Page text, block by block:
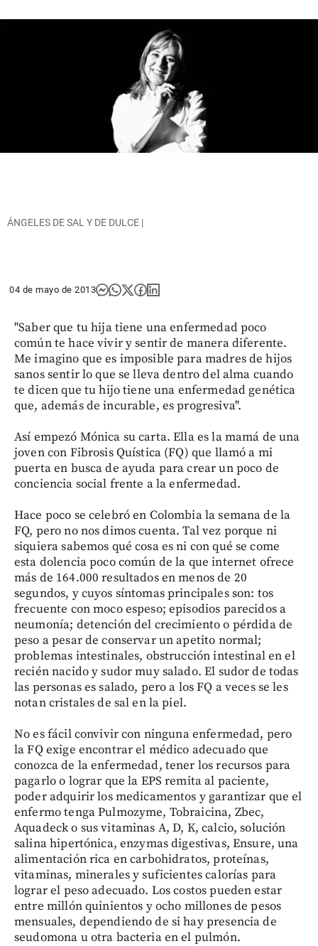
ÁNGELES DE SAL Y DE DULCE |
04 de mayo de 2013
"Saber que tu hija tiene una enfermedad poco
común te hace vivir y sentir de manera diferente.
Me imagino que es imposible para madres de hijos
sanos sentir lo que se lleva dentro del alma cuando
te dicen que tu hijo tiene una enfermedad genética
que, además de incurable, es progresiva".
Así empezó Mónica su carta. Ella es la mamá de una
joven con Fibrosis Quística (FQ) que llamó a mi
puerta en busca de ayuda para crear un poco de
conciencia social frente a la enfermedad.
Hace poco se celebró en Colombia la semana de la
FQ, pero no nos dimos cuenta. Tal vez porque ni
siquiera sabemos qué cosa es ni con qué se come
esta dolencia poco común de la que internet ofrece
más de 164.000 resultados en menos de 20
segundos, y cuyos síntomas principales son: tos
frecuente con moco espeso; episodios parecidos a
neumonía; detención del crecimiento o pérdida de
peso a pesar de conservar un apetito normal;
problemas intestinales, obstrucción intestinal en el
recién nacido y sudor muy salado. El sudor de todas
las personas es salado, pero a los FQ a veces se les
notan cristales de sal en la piel.
No es fácil convivir con ninguna enfermedad, pero
la FQ exige encontrar el médico adecuado que
conozca de la enfermedad, tener los recursos para
pagarlo o lograr que la EPS remita al paciente,
poder adquirir los medicamentos y garantizar que el
enfermo tenga Pulmozyme, Tobraicina, Zbec,
Aquadeck o sus vitaminas A, D, K, calcio, solución
salina hipertónica, enzymas digestivas, Ensure, una
alimentación rica en carbohidratos, proteínas,
vitaminas, minerales y suficientes calorías para
lograr el peso adecuado. Los costos pueden estar
entre millón quinientos y ocho millones de pesos
mensuales, dependiendo de si hay presencia de
seudomona u otra bacteria en el pulmón.